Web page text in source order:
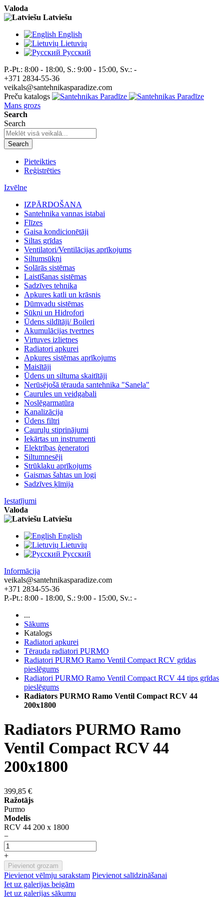
Valoda
Latviešu
English
Lietuvių
Pусский
P.-Pt.: 8:00 - 18:00, S.: 9:00 - 15:00, Sv.: -
+371 2834-55-36
veikals@santehnikasparadize.com
Preču katalogs
Mans grozs
Search
Search
Search
Pieteikties
Reģistrēties
Izvēlne
IZPĀRDOŠANA
Santehnika vannas istabai
Flīzes
Gaisa kondicionētāji
Siltas grīdas
Ventilatori/Ventilācijas aprīkojums
Siltumsūkņi
Solārās sistēmas
Laistīšanas sistēmas
Sadzīves tehnika
Apkures katli un krāsnis
Dūmvadu sistēmas
Sūkņi un Hidrofori
Ūdens sildītāji/ Boileri
Akumulācijas tvertnes
Virtuves izlietnes
Radiatori apkurei
Apkures sistēmas aprīkojums
Maisītāji
Ūdens un siltuma skaitītāji
Nerūsējošā tērauda santehnika "Sanela"
Caurules un veidgabali
Noslēgarmatūra
Kanalizācija
Ūdens filtri
Cauruļu stiprinājumi
Iekārtas un instrumenti
Elektrības ģeneratori
Siltumnesēji
Strūklaku aprīkojums
Gaismas šahtas un logi
Sadzīves ķīmija
Iestatījumi
Valoda
Latviešu
English
Lietuvių
Pусский
Informācija
veikals@santehnikasparadize.com
+371 2834-55-36
P.-Pt.: 8:00 - 18:00, S.: 9:00 - 15:00, Sv.: -
...
Sākums
Katalogs
Radiatori apkurei
Tērauda radiatori PURMO
Radiatori PURMO Ramo Ventil Compact RCV grīdas
pieslēgums
Radiatori PURMO Ramo Ventil Compact RCV 44 tips grīdas
pieslēgums
Radiators PURMO Ramo Ventil Compact RCV 44
200x1800
Radiators PURMO Ramo
Ventil Compact RCV 44
200x1800
399,85 €
Ražotājs
Purmo
Modelis
RCV 44 200 x 1800
−
+
Pievienot grozam
Pievienot vēlmju sarakstam Pievienot salīdzināšanai
Iet uz galerijas beigām
Iet uz galerijas sākumu